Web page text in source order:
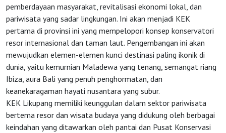
pemberdayaan masyarakat, revitalisasi ekonomi lokal, dan
pariwisata yang sadar lingkungan. Ini akan menjadi KEK
pertama di provinsi ini yang mempelopori konsep konservatori
resor internasional dan taman laut. Pengembangan ini akan
mewujudkan elemen-elemen kunci destinasi paling ikonik di
dunia, yaitu kemurnian Maladewa yang tenang, semangat riang
Ibiza, aura Bali yang penuh penghormatan, dan
keanekaragaman hayati nusantara yang subur.
KEK Likupang memiliki keunggulan dalam sektor pariwisata
bertema resor dan wisata budaya yang didukung oleh berbagai
keindahan yang ditawarkan oleh pantai dan Pusat Konservasi